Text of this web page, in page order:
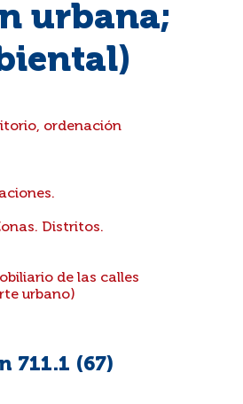
urbana;
ordenación
Distritos.
de las calles
urbano)
711.1 (67)